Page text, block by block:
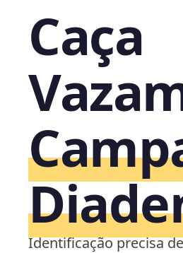
Caça
Identificação precisa